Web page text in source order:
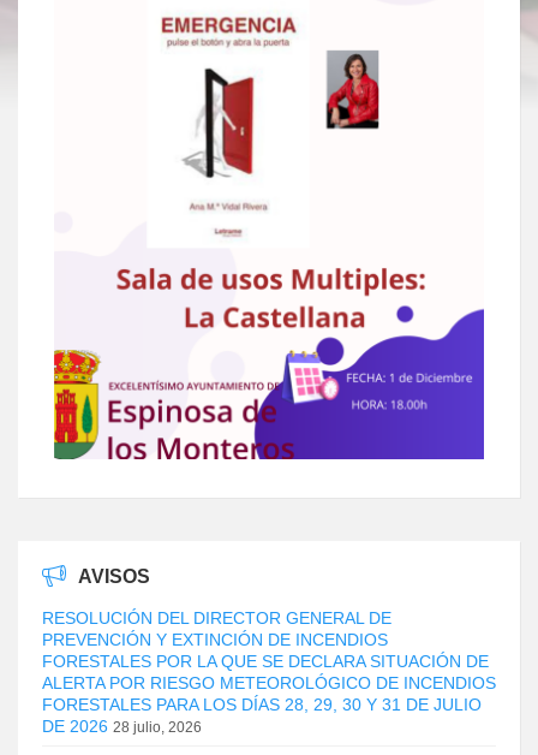
AVISOS
RESOLUCIÓN DEL DIRECTOR GENERAL DE
PREVENCIÓN Y EXTINCIÓN DE INCENDIOS
FORESTALES POR LA QUE SE DECLARA SITUACIÓN DE
ALERTA POR RIESGO METEOROLÓGICO DE INCENDIOS
FORESTALES PARA LOS DÍAS 28, 29, 30 Y 31 DE JULIO
DE 2026 28 julio, 2026